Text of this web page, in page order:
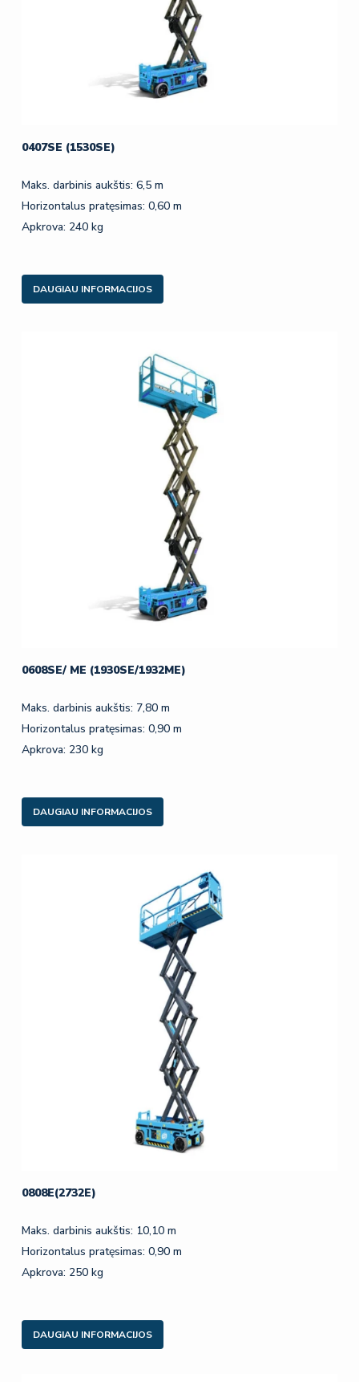
0407SE (1530SE)
Maks. darbinis aukštis: 6,5 m
Horizontalus pratęsimas: 0,60 m
Apkrova: 240 kg
DAUGIAU INFORMACIJOS
0608SE/ ME (1930SE/1932ME)
Maks. darbinis aukštis: 7,80 m
Horizontalus pratęsimas: 0,90 m
Apkrova: 230 kg
DAUGIAU INFORMACIJOS
0808E(2732E)
Maks. darbinis aukštis: 10,10 m
Horizontalus pratęsimas: 0,90 m
Apkrova: 250 kg
DAUGIAU INFORMACIJOS